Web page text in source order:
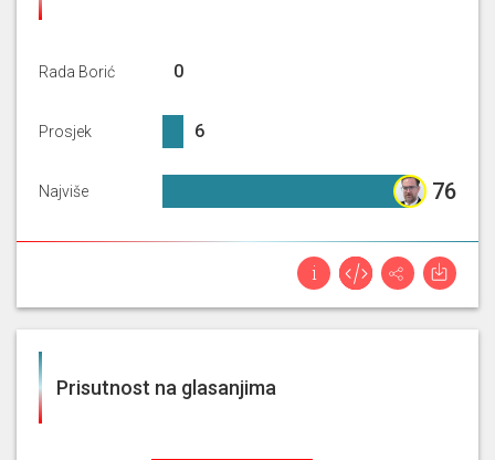
Rada Borić
Prosjek
Najviše
0%0
6.46%
6
76
Prisutnost na glasanjima